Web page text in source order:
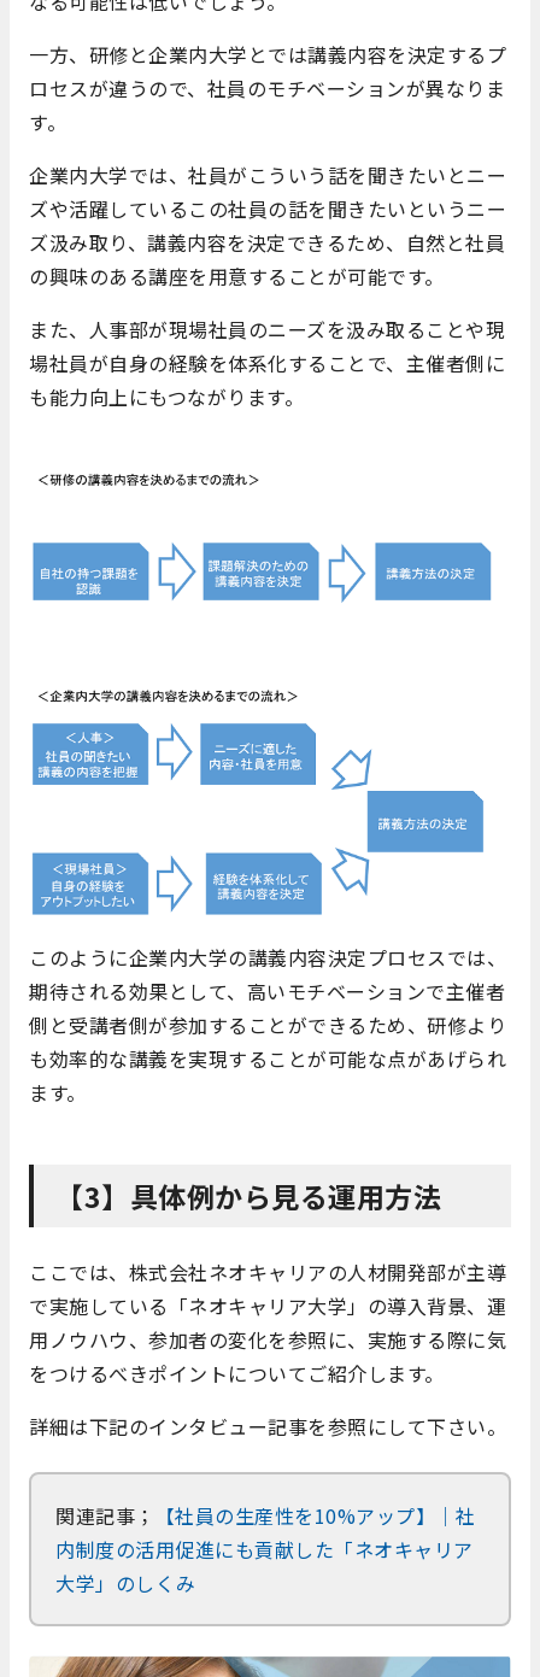
一方、研修と企業内大学とでは講義内容を決定するプ
ロセスが違うので、社員のモチベーションが異なりま
す。
企業内大学では、社員がこういう話を聞きたいとニー
ズや活躍しているこの社員の話を聞きたいというニー
ズ汲み取り、講義内容を決定できるため、自然と社員
の興味のある講座を用意することが可能です。
また、人事部が現場社員のニーズを汲み取ることや現
場社員が自身の経験を体系化することで、主催者側に
も能力向上にもつながります。
このように企業内大学の講義内容決定プロセスでは、
期待される効果として、高いモチベーションで主催者
側と受講者側が参加することができるため、研修より
も効率的な講義を実現することが可能な点があげられ
ます。
【3】具体例から見る運用方法
ここでは、株式会社ネオキャリアの人材開発部が主導
で実施している「ネオキャリア大学」の導入背景、運
用ノウハウ、参加者の変化を参照に、実施する際に気
をつけるべきポイントについてご紹介します。
詳細は下記のインタビュー記事を参照にして下さい。
関連記事；
【社員の生産性を10%アップ】｜社
内制度の活用促進にも貢献した「ネオキャリア
大学」のしくみ